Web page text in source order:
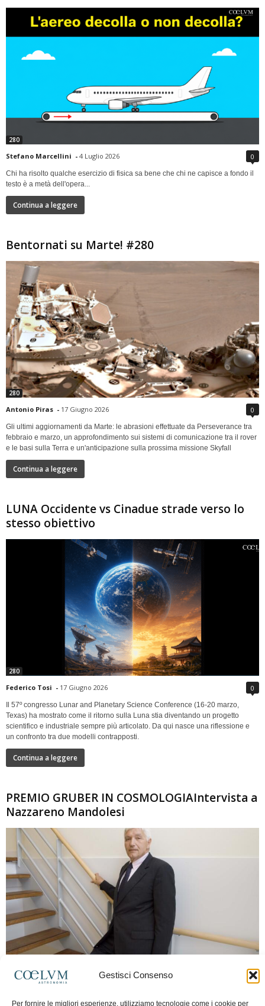
Gestisci Consenso
Per fornire le migliori esperienze, utilizziamo tecnologie come i cookie per
280
Stefano Marcellini - 4 Luglio 2026 0
Chi ha risolto qualche esercizio di fisica sa bene che chi ne capisce a fondo il
testo è a metà dell'opera...
Continua a leggere
Bentornati su Marte! #280
280
Antonio Piras - 17 Giugno 2026 0
Gli ultimi aggiornamenti da Marte: le abrasioni effettuate da Perseverance tra
febbraio e marzo, un approfondimento sui sistemi di comunicazione tra il rover
e le basi sulla Terra e un'anticipazione sulla prossima missione Skyfall
Continua a leggere
LUNA Occidente vs Cinadue strade verso lo
stesso obiettivo
280
Federico Tosi - 17 Giugno 2026 0
Il 57º congresso Lunar and Planetary Science Conference (16-20 marzo,
Texas) ha mostrato come il ritorno sulla Luna stia diventando un progetto
scientifico e industriale sempre più articolato. Da qui nasce una riflessione e
un confronto tra due modelli contrapposti.
Continua a leggere
PREMIO GRUBER IN COSMOLOGIAIntervista a
Nazzareno Mandolesi
Frida Paolella - 16 Giugno 2026 0
spaziale europea e della missione Planck. Il dialogo ripercorre i principali